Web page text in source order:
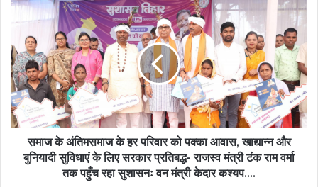
समाज
के
अंतिमसमाज
के
हर
परिवार
को
पक्का
आवास,
खाद्यान्न
और
समाज के अंतिमसमाज के हर परिवार को पक्का आवास, खाद्यान्न और
बुनियादी सुविधाएं के लिए सरकार प्रतिबद्ध- राजस्व मंत्री टंक राम वर्मा
तक पहुँच रहा सुशासनः वन मंत्री केदार कश्यप….